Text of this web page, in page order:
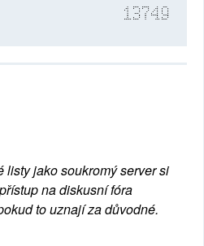
13749
listy jako soukromý server si
na diskusní fóra
to uznají za důvodné.